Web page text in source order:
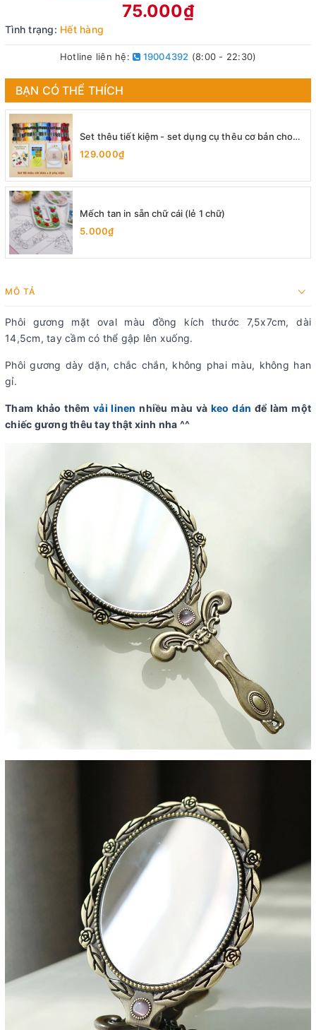
75.000₫
Tình trạng: Hết hàng
Hotline liên hệ: 19004392 (8:00 - 22:30)
BẠN CÓ THỂ THÍCH
Set thêu tiết kiệm - set dụng cụ thêu cơ bản cho
người mới bắt đầu
129.000₫
Mếch tan in sẵn chữ cái (lẻ 1 chữ)
5.000₫
MÔ TẢ
Phôi gương mặt oval màu đồng kích thước 7,5x7cm, dài
14,5cm, tay cầm có thể gập lên xuống.
Phôi gương dày dặn, chắc chắn, không phai màu, không han
gỉ.
Tham khảo thêm vải linen nhiều màu và keo dán để làm một
chiếc gương thêu tay thật xinh nha ^^